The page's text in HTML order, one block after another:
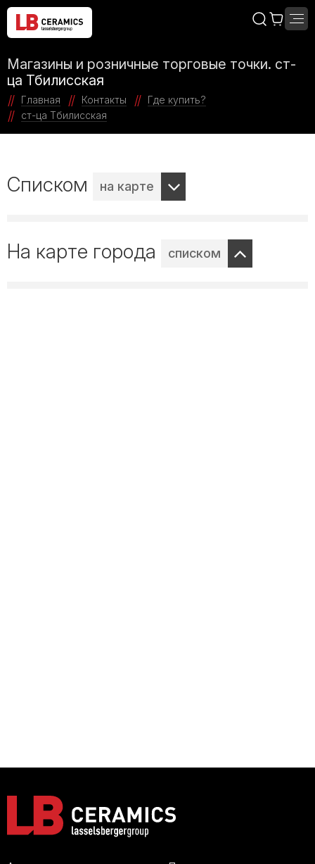
Магазины и розничные торговые точки. ст-
ца Тбилисская
Главная Контакты
Где купить?
ст-ца Тбилисская
Списком на карте
На карте города списком